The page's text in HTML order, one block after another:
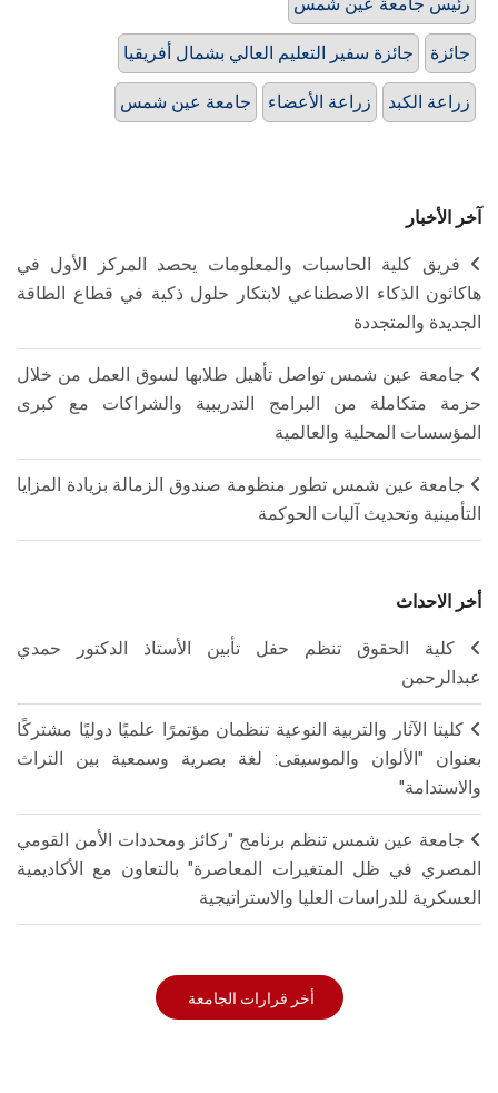
رئيس جامعة عين شمس
جائزة سفير التعليم العالي بشمال أفريقيا جائزة
جامعة عين شمس زراعة الأعضاء زراعة الكبد
آخر الأخبار
فريق كلية الحاسبات والمعلومات يحصد المركز الأول في
هاكاثون الذكاء الاصطناعي لابتكار حلول ذكية في قطاع الطاقة
الجديدة والمتجددة
جامعة عين شمس تواصل تأهيل طلابها لسوق العمل من خلال
حزمة متكاملة من البرامج التدريبية والشراكات مع كبرى
المؤسسات المحلية والعالمية
جامعة عين شمس تطور منظومة صندوق الزمالة بزيادة المزايا
التأمينية وتحديث آليات الحوكمة
أخر الاحداث
كلية الحقوق تنظم حفل تأبين الأستاذ الدكتور حمدي
عبدالرحمن
كليتا الآثار والتربية النوعية تنظمان مؤتمرًا علميًا دوليًا مشتركًا
بعنوان "الألوان والموسيقى: لغة بصرية وسمعية بين التراث
والاستدامة"
جامعة عين شمس تنظم برنامج "ركائز ومحددات الأمن القومي
المصري في ظل المتغيرات المعاصرة" بالتعاون مع الأكاديمية
العسكرية للدراسات العليا والاستراتيجية
أخر قرارات الجامعة